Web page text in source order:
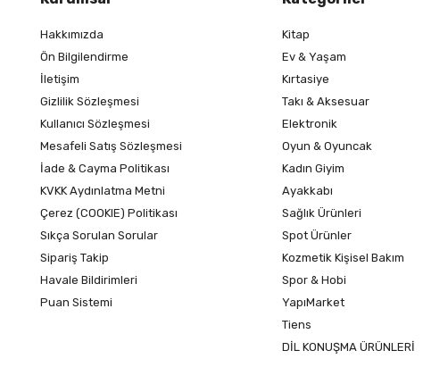
Hakkımızda
Ön Bilgilendirme
İletişim
Gizlilik Sözleşmesi
Kullanıcı Sözleşmesi
Mesafeli Satış Sözleşmesi
İade & Cayma Politikası
KVKK Aydınlatma Metni
Çerez (COOKIE) Politikası
Sıkça Sorulan Sorular
Sipariş Takip
Havale Bildirimleri
Puan Sistemi
Kitap
Ev & Yaşam
Kırtasiye
Takı & Aksesuar
Elektronik
Oyun & Oyuncak
Kadın Giyim
Ayakkabı
Sağlık Ürünleri
Spot Ürünler
Kozmetik Kişisel Bakım
Spor & Hobi
YapıMarket
Tiens
DİL KONUŞMA ÜRÜNLERİ